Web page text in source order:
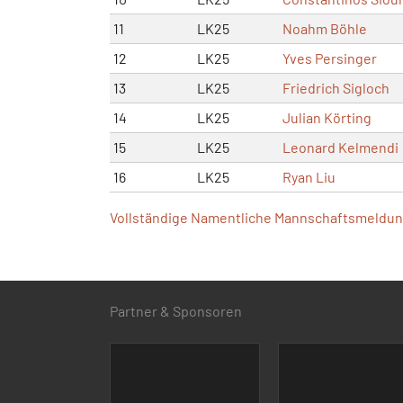
11
LK25
Noahm Böhle
12
LK25
Yves Persinger
13
LK25
Friedrich Sigloch
14
LK25
Julian Körting
15
LK25
Leonard Kelmendi
16
LK25 Ryan Liu
Vollständige Namentliche
Partner & Sponsoren